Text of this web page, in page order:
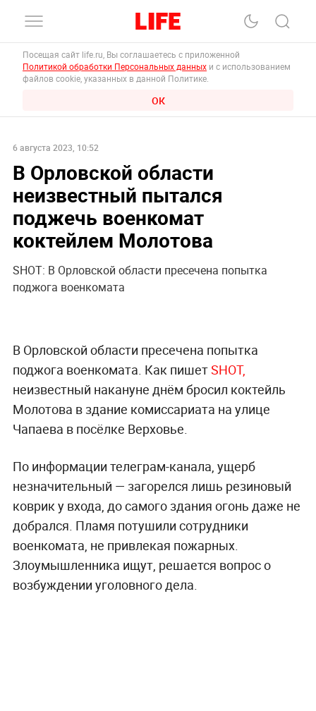
Посещая сайт life.ru, Вы соглашаетесь с приложенной
Политикой обработки Персональных данных и с использованием
файлов cookie, указанных в данной Политике.
ОК
6 августа 2023, 10:52
В Орловской области
неизвестный пытался
поджечь военкомат
коктейлем Молотова
SHOT: В Орловской области пресечена попытка
поджога военкомата
В Орловской области пресечена попытка
поджога военкомата. Как пишетSHOT,
неизвестный накануне днём бросил коктейль
Молотова в здание комиссариата на улице
Чапаева в посёлке Верховье.
По информации телеграм-канала, ущерб
незначительный — загорелся лишь резиновый
коврик у входа, до самого здания огонь даже не
добрался. Пламя потушили сотрудники
военкомата, не привлекая пожарных.
Злоумышленника ищут, решается вопрос о
возбуждении уголовного дела.